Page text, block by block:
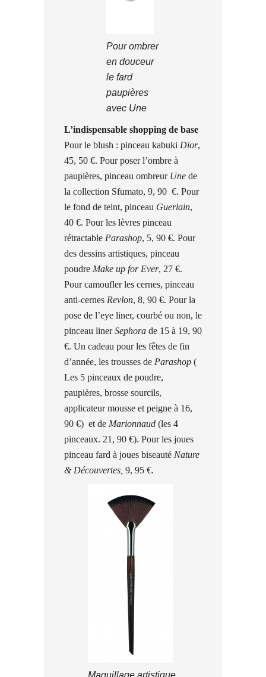
Pour ombrer
en douceur
le fard
paupières
avec Une
L’indispensable shopping de base
Pour le blush : pinceau kabuki Dior,
45, 50 €. Pour poser l’ombre à
paupières, pinceau ombreur Une de
la collection Sfumato, 9, 90 €. Pour
le fond de teint, pinceau Guerlain,
40 €. Pour les lèvres pinceau
rétractable Parashop, 5, 90 €. Pour
des dessins artistiques, pinceau
poudre Make up for Ever, 27 €.
Pour camoufler les cernes, pinceau
anti-cernes Revlon, 8, 90 €. Pour la
pose de l’eye liner, courbé ou non, le
pinceau linerSephora de 15 à 19, 90
€. Un cadeau pour les fêtes de fin
d’année, les trousses de Parashop (
Les 5 pinceaux de poudre,
paupières, brosse sourcils,
applicateur mousse et peigne à 16,
90 €) et de Marionnaud (les 4
pinceaux. 21, 90 €). Pour les joues
pinceau fard à joues biseauté Nature
& Découvertes, 9, 95 €.
Maquillage artistique